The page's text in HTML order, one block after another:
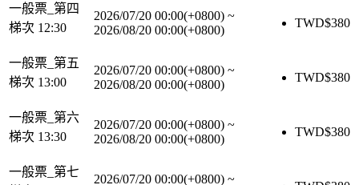
一般票_第四
梯次 12:30
2026/07/20 00:00(+0800) ~
2026/08/20 00:00(+0800)
TWD$380
一般票_第五
梯次 13:00
2026/07/20 00:00(+0800) ~
2026/08/20 00:00(+0800)
TWD$380
一般票_第六
梯次 13:30
2026/07/20 00:00(+0800) ~
2026/08/20 00:00(+0800)
TWD$380
一般票_第七
2026/07/20 00:00(+0800) ~